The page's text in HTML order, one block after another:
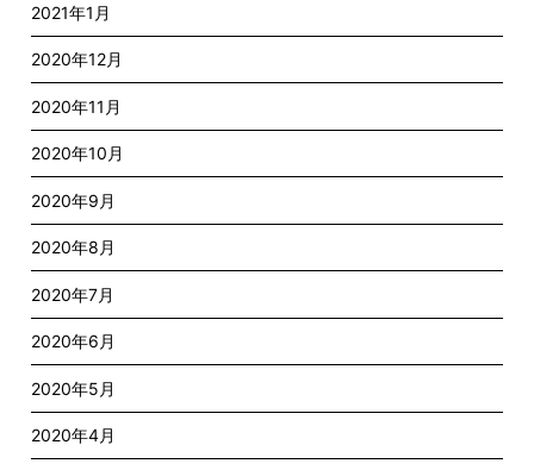
2021年1月
2020年12月
2020年11月
2020年10月
2020年9月
2020年8月
2020年7月
2020年6月
2020年5月
2020年4月